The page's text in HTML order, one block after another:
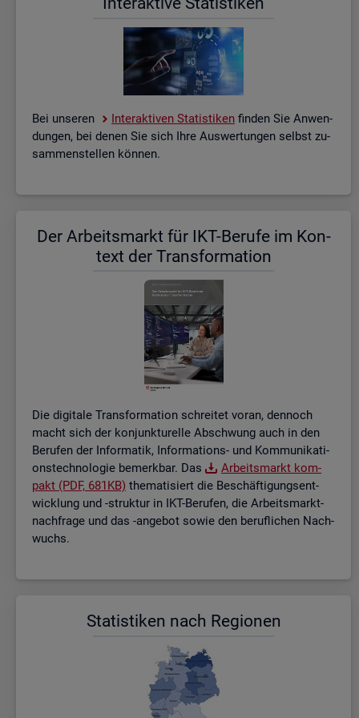
Bei un­se­ren In­ter­ak­ti­ven Sta­tis­ti­ken fin­den Sie An­wen­
dun­gen, bei denen Sie sich Ihre Aus­wer­tun­gen selbst zu­
sam­men­stel­len kön­nen.
Der Ar­beits­markt für IKT-Be­ru­fe im Kon­
text der Trans­for­ma­ti­on
Die di­gi­ta­le Trans­for­ma­ti­on schrei­tet voran, den­noch
macht sich der kon­junk­tu­rel­le Ab­schwung auch in den
Be­ru­fen der In­for­ma­tik, In­for­ma­ti­ons- und Kom­mu­ni­ka­ti­
ons­tech­no­lo­gie be­merk­bar. Das
Ar­beits­markt kom­
pakt (PDF, 681KB) the­ma­ti­siert die Be­schäf­ti­gungs­ent­
wick­lung und -struk­tur in IKT-Be­ru­fen, die Ar­beits­markt­
nach­fra­ge und das -an­ge­bot sowie den be­ruf­li­chen Nach­
wuchs.
Sta­tis­ti­ken nach Re­gio­nen